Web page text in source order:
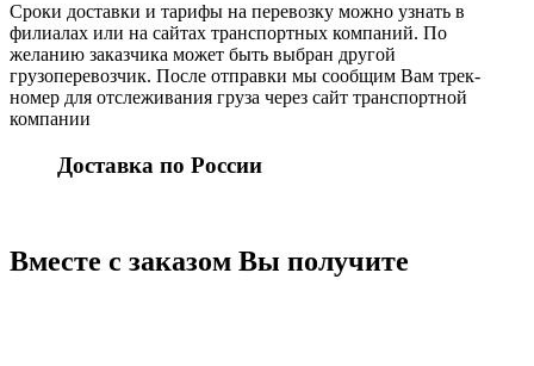
Сроки доставки и тарифы на перевозку можно узнать в
филиалах или на сайтах транспортных компаний. По
желанию заказчика может быть выбран другой
грузоперевозчик. После отправки мы сообщим Вам трек-
номер для отслеживания груза через сайт транспортной
компании
Доставка по России
Вместе с заказом Вы получите